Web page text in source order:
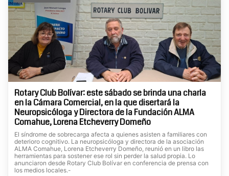
Rotary Club Bolívar: este sábado se brinda una charla
en la Cámara Comercial, en la que disertará la
Neuropsicóloga y Directora de la Fundación ALMA
Comahue, Lorena Etcheverry Domeño
El síndrome de sobrecarga afecta a quienes asisten a familiares con
deterioro cognitivo. La neuropsicóloga y directora de la asociación
ALMA Comahue, Lorena Etcheverry Domeño, reunió en un libro las
herramientas para sostener ese rol sin perder la salud propia. Lo
anunciaron desde Rotary Club Bolívar en conferencia de prensa con
los medios locales.-